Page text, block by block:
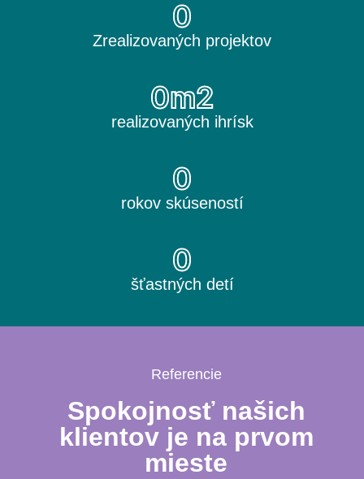
Zrealizovaných projektov
0
realizovaných ihrísk
0m2
rokov skúseností
0
šťastných detí
0
Referencie
Spokojnosť našich
klientov je na prvom
mieste